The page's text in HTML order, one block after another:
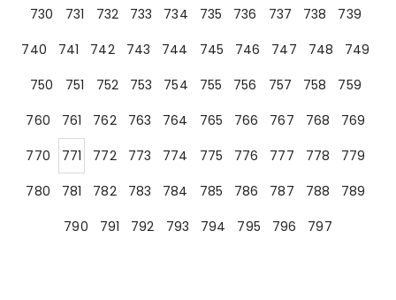
730
731 732 733 734 735 736 737 738
739
740
741 742 743 744 745 746 747 748
749
750
751 752 753 754 755 756 757 758
759
760
761 762 763 764 765 766 767 768
769
770
771 772 773 774 775 776 777 778
779
780
781 782 783 784 785 786 787 788
789
790
791 792 793 794 795 796 797